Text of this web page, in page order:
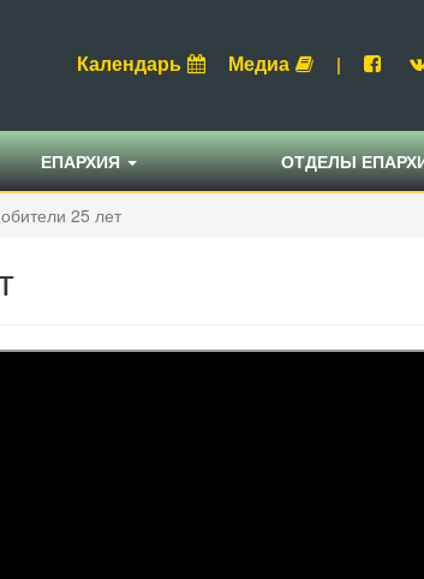
Календарь Медиа |
ЕПАРХИЯ ОТДЕЛЫ
25 лет